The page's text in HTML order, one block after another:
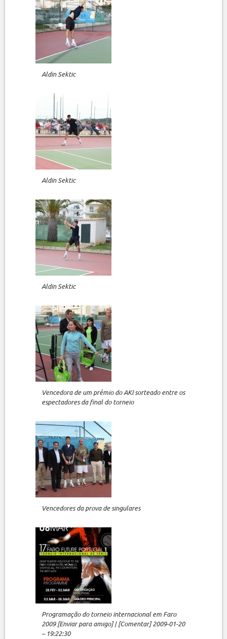
Aldin Sektic
Aldin Sektic
Aldin Sektic
Vencedora de um prémio do AKI sorteado entre os
espectadores da final do torneio
Vencedores da prova de singulares
Programação do torneio internacional em Faro
2009 [Enviar para amigo] | [Comentar] 2009-01-20
– 19:22:30